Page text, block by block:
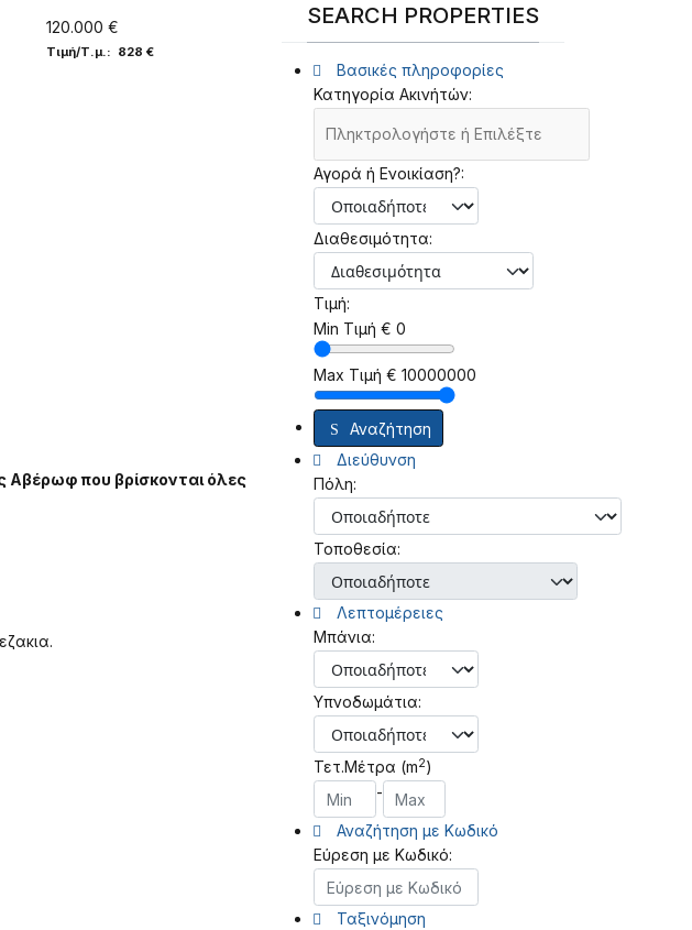
120.000 €
Τιμή/Τ.μ.: 828 €
Αβέρωφ που βρίσκονται όλες
SEARCH PROPERTIES
Βασικές πληροφορίες
Κατηγορία Ακινήτών:
Αγορά ή Ενοικίαση?:
Διαθεσιμότητα:
Τιμή:
Min Τιμή € 0
Max Τιμή € 10000000
Αναζήτηση
Διεύθυνση
Πόλη:
Τοποθεσία:
Λεπτομέρειες
Μπάνια:
Υπνοδωμάτια:
Τετ.Μέτρα (m2)
-
Αναζήτηση με Κωδικό
Εύρεση με Κωδικό:
Ταξινόμηση